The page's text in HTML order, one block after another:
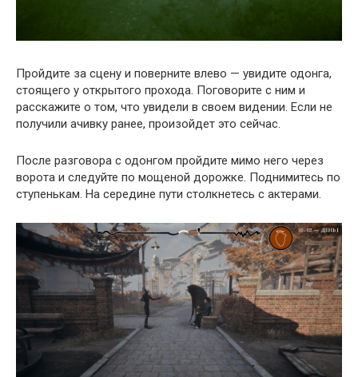
Пройдите за сцену и поверните влево — увидите одонга,
стоящего у открытого прохода. Поговорите с ним и
расскажите о том, что увидели в своем видении. Если не
получили ачивку ранее, произойдет это сейчас.
После разговора с одонгом пройдите мимо него через
ворота и следуйте по мощеной дорожке. Поднимитесь по
ступенькам. На середине пути столкнетесь с актерами.